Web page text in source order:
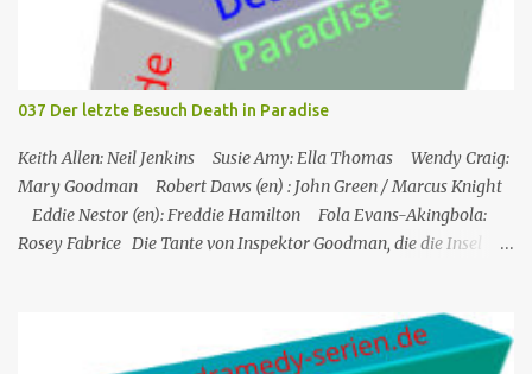
die das Boot am nächsten Tag mieten sollten. Einziges Problem:
Die Verdächtigen sind nach England zurückgekehrt. Der
Kommandant beschließt daraufhin, sein Team (mit Ausnahme von
JP) nach London zu schicken, um die Ermittlungen mit Hilfe eines
037 Der letzte Besuch Death in Paradise
Keith Allen: Neil Jenkins Susie Amy: Ella Thomas Wendy Craig:
Mary Goodman Robert Daws (en) : John Green / Marcus Knight
Eddie Nestor (en): Freddie Hamilton Fola Evans-Akingbola:
Rosey Fabrice Die Tante von Inspektor Goodman, die die Insel
er tat, als er auf die Insel kam, war, Neil Jenkins zu treffen, einen
ehemaligen Gangster, der gekommen war, um einen ruhigen